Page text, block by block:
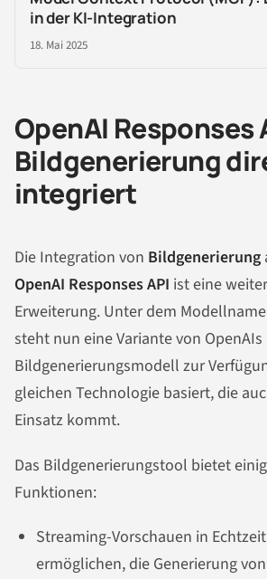
in der KI-Integration
18. Mai 2025
OpenAI Responses
Bildgenerierung
integriert
Die Integration von Bildgenerierung
OpenAI Responses API ist eine
Erweiterung. Unter dem
steht nun eine Variante von OpenAIs
Bildgenerierungsmodell zur
gleichen Technologie basiert, die
Einsatz kommt.
Das Bildgenerierungstool bietet
Funktionen:
Streaming-Vorschauen in
ermöglichen, die Generierung